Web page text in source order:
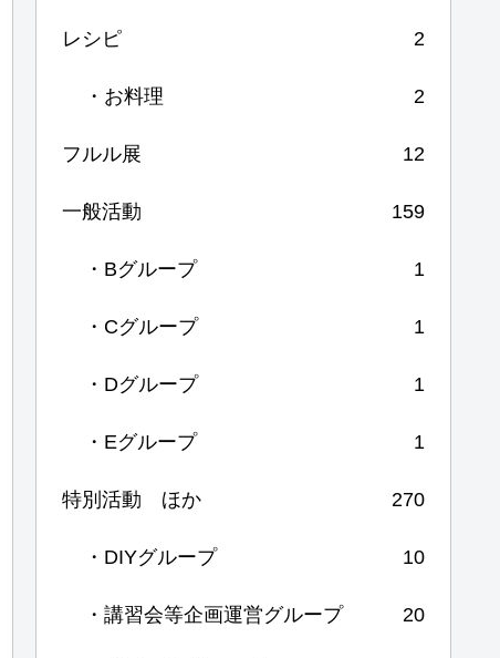
レシピ 2
・お料理 2
フルル展 12
一般活動 159
・Bグループ 1
・Cグループ 1
・Dグループ 1
・Eグループ 1
特別活動 ほか 270
・DIYグループ 10
・講習会等企画運営グループ 20